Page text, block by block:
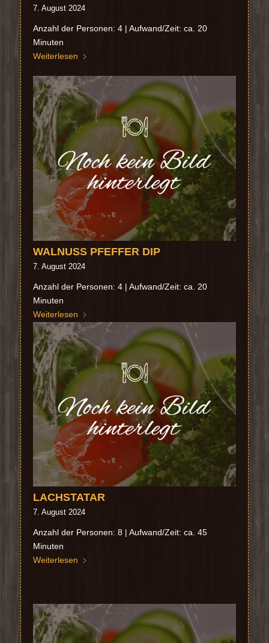
7. August 2024
Anzahl der Personen: 4 | Aufwand/Zeit: ca. 20
Minuten
Weiterlesen
WALNUSS PFEFFER DIP
7. August 2024
Anzahl der Personen: 4 | Aufwand/Zeit: ca. 20
Minuten
Weiterlesen
LACHSTATAR
7. August 2024
Anzahl der Personen: 8 | Aufwand/Zeit: ca. 45
Minuten
Weiterlesen